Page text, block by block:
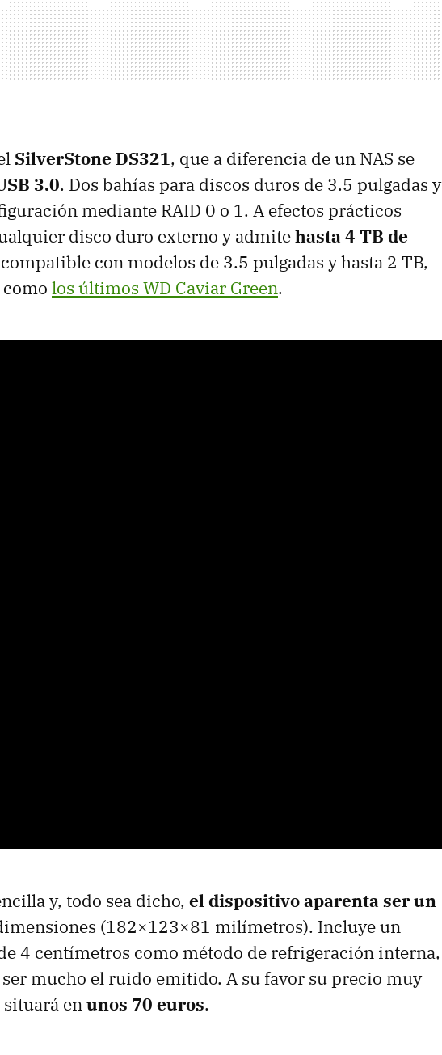
SilverStone DS321, que a diferencia de un NAS se
3.0. Dos bahías para discos duros de 3.5 pulgadas y
mediante RAID 0 o 1. A efectos prácticos
disco duro externo y admitehasta 4 TB de
compatible con modelos de 3.5 pulgadas y hasta 2 TB,
los últimos WD Caviar Green.
y, todo sea dicho, el dispositivo aparenta ser un
(182×123×81 milímetros). Incluye un
4 centímetros como método de refrigeración interna,
mucho el ruido emitido. A su favor su precio muy
enunos 70 euros.